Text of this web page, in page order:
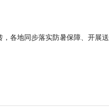
各地同步落实防暑保障、开展